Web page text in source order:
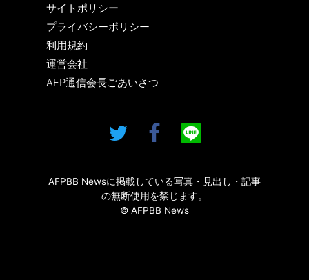
サイトポリシー
プライバシーポリシー
利用規約
運営会社
AFP通信会長ごあいさつ
AFPBB Newsに掲載している写真・見出し・記事
の無断使用を禁じます。
© AFPBB News